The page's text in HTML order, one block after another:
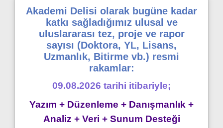
Akademi Delisi olarak bugüne kadar
katkı sağladığımız ulusal ve
uluslararası tez, proje ve rapor
sayısı (Doktora, YL, Lisans,
Uzmanlık, Bitirme vb.) resmi
rakamlar:
09.08.2026 tarihi itibariyle;
Yazım + Düzenleme + Danışmanlık +
Analiz + Veri + Sunum Desteği